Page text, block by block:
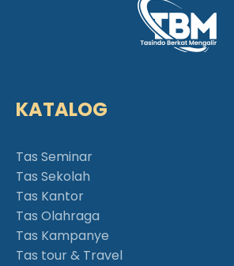
KATALOG
Tas Seminar
Tas Sekolah
Tas Kantor
Tas Olahraga
Tas Kampanye
Tas tour & Travel